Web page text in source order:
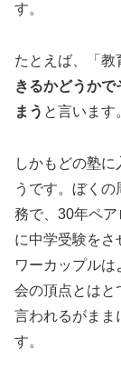
す。
たとえば、「教
きるかどうか
まう と言います
しかもどの塾
うです。ぼく
務で、30年ペ
に中学受験をさ
ワーカップル
会の頂点とはと
言われるがまま
す。